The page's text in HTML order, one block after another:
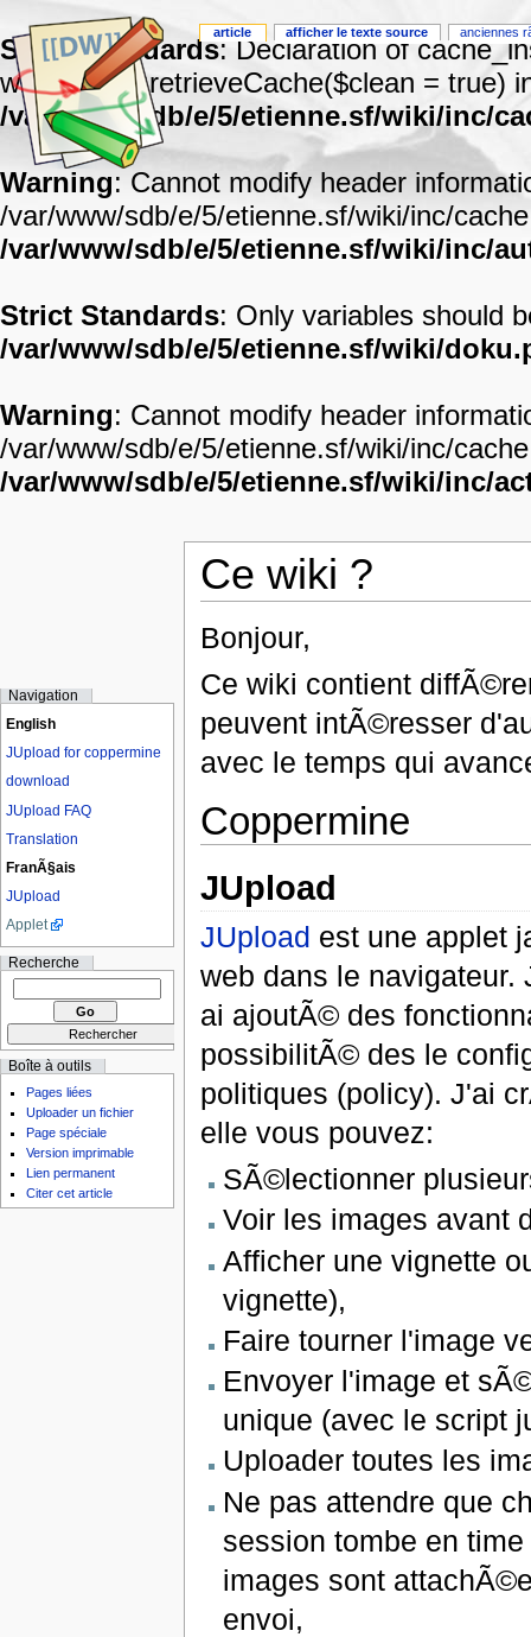
Strict Standards: Declaration of
with cache::retrieveCache($clean = true)
/var/www/sdb/e/5/etienne.sf/wiki/inc/
Warning: Cannot modify header
/var/www/sdb/e/5/etienne.sf/wiki/inc/
/var/www/sdb/e/5/etienne.sf/wiki/inc/
Strict Standards: Only variables should
/var/www/sdb/e/5/etienne.sf/wiki/
Warning: Cannot modify header
/var/www/sdb/e/5/etienne.sf/wiki/inc/
/var/www/sdb/e/5/etienne.sf/wiki/inc/
Ce wiki ?
Bonjour,
Ce wiki contient
peuvent intÃ©resser
avec le temps qui
Coppermine
JUpload
JUpload est une applet
web dans le navigateur.
ai ajoutÃ© des
possibilitÃ© des le
politiques (policy). J'ai
elle vous pouvez:
SÃ©lectionner
Voir les images avant
Afficher une vignette
vignette),
Faire tourner l'image
Envoyer l'image et
unique (avec le script
Uploader toutes les
Ne pas attendre que
session tombe en
images sont
envoi,
article afficher le texte source anciennes
Navigation
English
JUpload for coppermine
download
JUpload FAQ
Translation
FranÃ§ais
JUpload
Applet
Recherche
Boîte à outils
Pages liées
Uploader un fichier
Page spéciale
Version imprimable
Lien permanent
Citer cet article